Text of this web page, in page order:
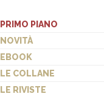
PRIMO PIANO
NOVITÀ
EBOOK
LE COLLANE
LE RIVISTE